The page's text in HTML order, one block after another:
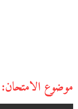
موضوع الامتحان: